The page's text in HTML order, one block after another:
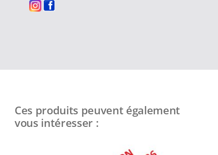
Ces produits peuvent également
vous intéresser :